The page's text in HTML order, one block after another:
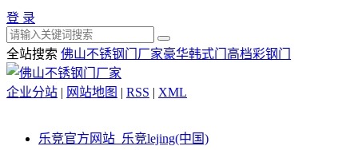
登 录
全站搜索 佛山不锈钢门厂家豪华韩式门 高档彩钢门
企业分站 | 网站地图 | RSS | XML
乐竞官方网站_乐竞lejing(中国)